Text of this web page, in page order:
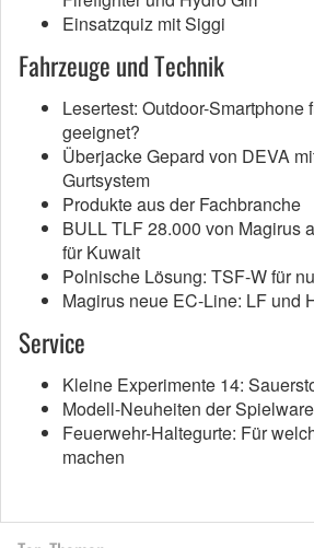
Einsatzquiz mit Siggi
Fahrzeuge und Technik
Lesertest: Outdoor-Smartphone
geeignet?
Überjacke Gepard von DEVA
Gurtsystem
Produkte aus der Fachbranche
BULL TLF 28.000 von Magirus
für Kuwait
Polnische Lösung: TSF-W für
Magirus neue EC-Line: LF und
Service
Kleine Experimente 14:
Modell-Neuheiten der
Feuerwehr-Haltegurte: Für
machen